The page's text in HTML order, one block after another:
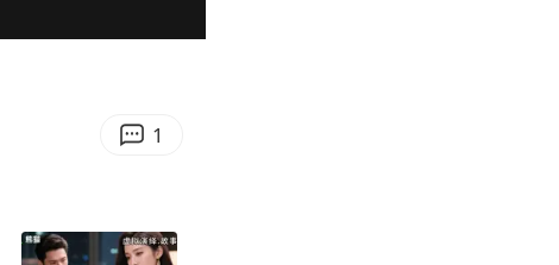
1